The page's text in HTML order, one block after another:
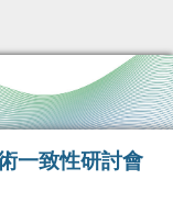
一致性研討會